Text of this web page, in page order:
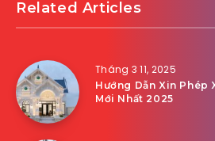
Related Articles
Tháng 3 11, 2025
Hướng Dẫn Xin Phép
Mới Nhất 2025